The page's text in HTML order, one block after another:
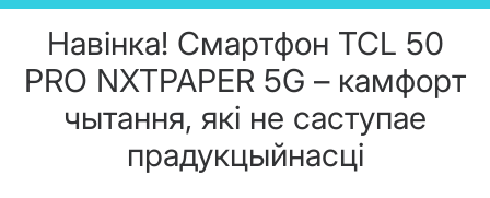
Навінка! Смартфон TCL 50
PRO NXTPAPER 5G – камфорт
чытання, які не саступае
прадукцыйнасці